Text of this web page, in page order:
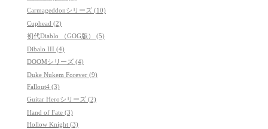
Carmageddonシリーズ (10)
Cuphead (2)
初代Diablo （GOG版） (5)
Dibalo III (4)
DOOMシリーズ (4)
Duke Nukem Forever (9)
Fallout4 (3)
Guitar Heroシリーズ (2)
Hand of Fate (3)
Hollow Knight (3)